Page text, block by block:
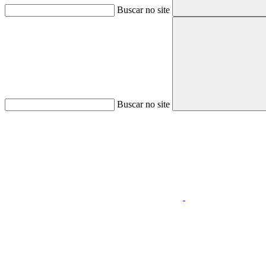
Buscar no site
Buscar no site